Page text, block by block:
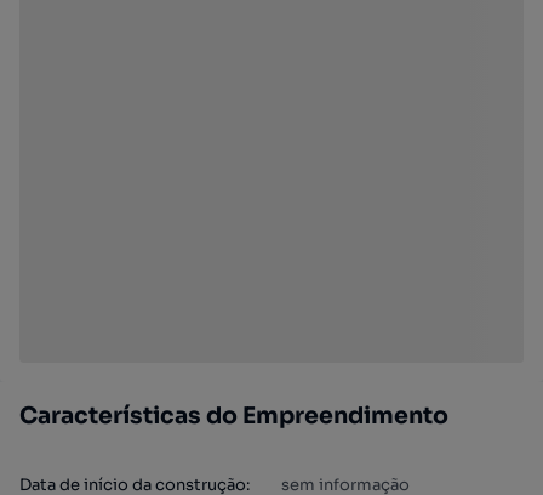
Características do Empreendimento
Data de início da construção: sem informação